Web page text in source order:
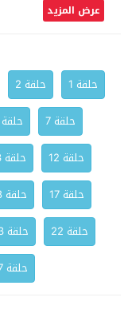
عرض المزيد
حلقة 1 حلقة 2
حلقة 7
حلقة 8
حلقة 12
حلقة 13
حلقة 17
حلقة 18
حلقة 22
حلقة 23
حلقة 27